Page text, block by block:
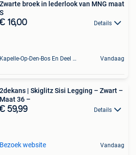
Zwarte broek in lederlook van MNG maat
S
€ 16,00 Details
Kapelle-Op-Den-Bos En Deel Van Zemst Vandaag
2dekans | Skiglitz Sisi Legging – Zwart –
Maat 36 –
€ 59,99 Details
Bezoek website Vandaag